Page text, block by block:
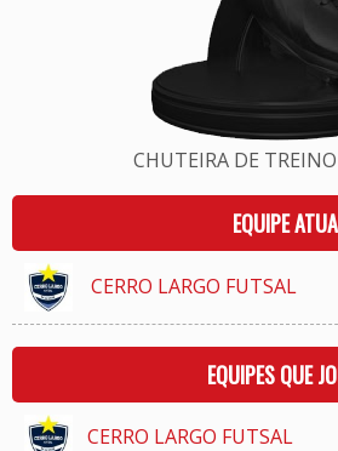
CHUTEIRA DE
EQUIPE
CERRO LARGO FUTSAL
EQUIPES QUE
CERRO LARGO FUTSAL